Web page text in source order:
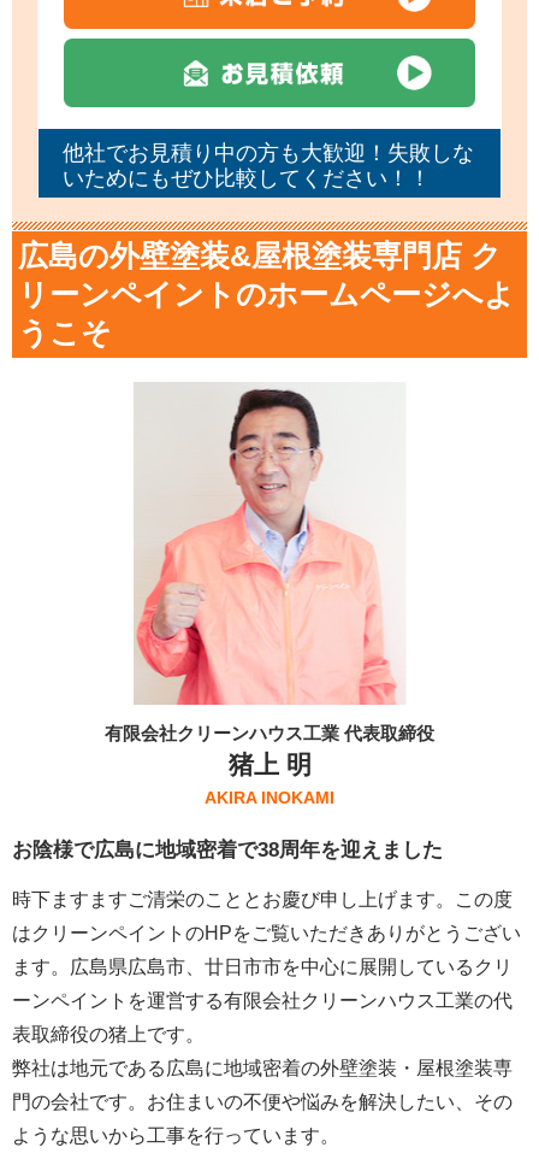
他社でお見積り中の方も大歓迎！失敗しな
いためにもぜひ比較してください！！
広島の外壁塗装&屋根塗装専門店 ク
リーンペイントのホームページへよ
うこそ
有限会社クリーンハウス工業 代表取締役
猪上 明
AKIRA INOKAMI
お陰様で広島に地域密着で38周年を迎えました
時下ますますご清栄のこととお慶び申し上げます。この度
はクリーンペイントのHPをご覧いただきありがとうござい
ます。広島県広島市、廿日市市を中心に展開しているクリ
ーンペイントを運営する有限会社クリーンハウス工業の代
表取締役の猪上です。
弊社は地元である広島に地域密着の外壁塗装・屋根塗装専
門の会社です。お住まいの不便や悩みを解決したい、その
ような思いから工事を行っています。